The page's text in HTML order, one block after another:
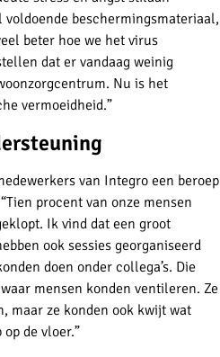
voldoende beschermingsmateriaal,
beter hoe we het virus
dat er vandaag weinig
Nu is het
vermoeidheid.”
van Integro een beroep
procent van onze mensen
Ik vind dat een groot
ook sessies georganiseerd
doen onder collega’s. Die
mensen konden ventileren. Ze
maar ze konden ook kwijt wat
de vloer.”